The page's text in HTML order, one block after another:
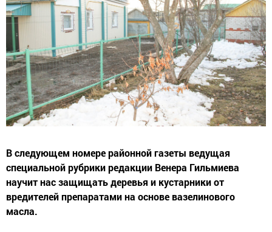
В следующем номере районной газеты ведущая
специальной рубрики редакции Венера Гильмиева
научит нас защищать деревья и кустарники от
вредителей препаратами на основе вазелинового
масла.